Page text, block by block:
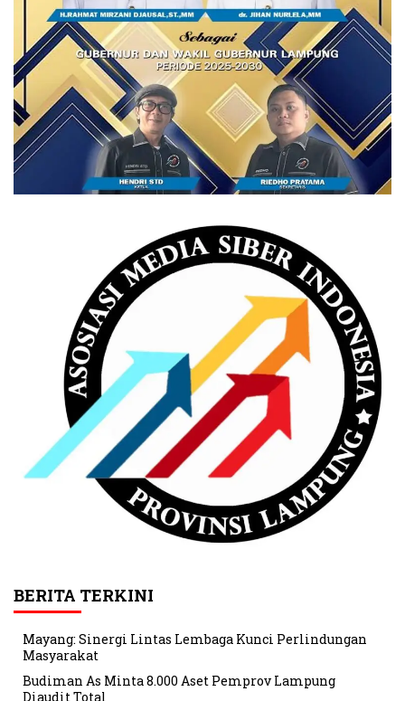
BERITA TERKINI
Mayang: Sinergi Lintas Lembaga Kunci Perlindungan
Masyarakat
Budiman As Minta 8.000 Aset Pemprov Lampung
Diaudit Total